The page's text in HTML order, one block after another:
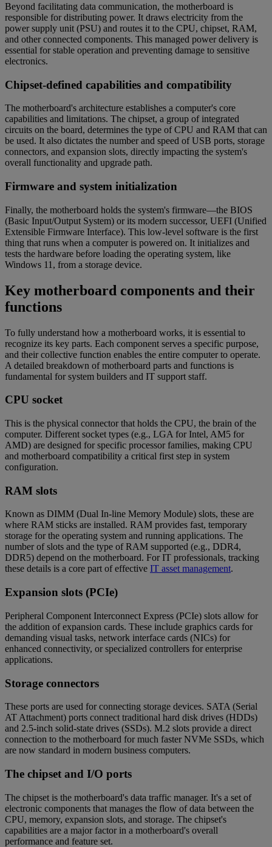
Beyond facilitating data communication, the motherboard is
responsible for distributing power. It draws electricity from the
power supply unit (PSU) and routes it to the CPU, chipset, RAM,
and other connected components. This managed power delivery is
essential for stable operation and preventing damage to sensitive
electronics.
Chipset-defined capabilities and compatibility
The motherboard's architecture establishes a computer's core
capabilities and limitations. The chipset, a group of integrated
circuits on the board, determines the type of CPU and RAM that can
be used. It also dictates the number and speed of USB ports, storage
connectors, and expansion slots, directly impacting the system's
overall functionality and upgrade path.
Firmware and system initialization
Finally, the motherboard holds the system's firmware—the BIOS
(Basic Input/Output System) or its modern successor, UEFI (Unified
Extensible Firmware Interface). This low-level software is the first
thing that runs when a computer is powered on. It initializes and
tests the hardware before loading the operating system, like
Windows 11, from a storage device.
Key motherboard components and their
functions
To fully understand how a motherboard works, it is essential to
recognize its key parts. Each component serves a specific purpose,
and their collective function enables the entire computer to operate.
A detailed breakdown of motherboard parts and functions is
fundamental for system builders and IT support staff.
CPU socket
This is the physical connector that holds the CPU, the brain of the
computer. Different socket types (e.g., LGA for Intel, AM5 for
AMD) are designed for specific processor families, making CPU
and motherboard compatibility a critical first step in system
configuration.
RAM slots
Known as DIMM (Dual In-line Memory Module) slots, these are
where RAM sticks are installed. RAM provides fast, temporary
storage for the operating system and running applications. The
number of slots and the type of RAM supported (e.g., DDR4,
DDR5) depend on the motherboard. For IT professionals, tracking
these details is a core part of effective IT asset management.
Expansion slots (PCIe)
Peripheral Component Interconnect Express (PCIe) slots allow for
the addition of expansion cards. These include graphics cards for
demanding visual tasks, network interface cards (NICs) for
enhanced connectivity, or specialized controllers for enterprise
applications.
Storage connectors
These ports are used for connecting storage devices. SATA (Serial
AT Attachment) ports connect traditional hard disk drives (HDDs)
and 2.5-inch solid-state drives (SSDs). M.2 slots provide a direct
connection to the motherboard for much faster NVMe SSDs, which
are now standard in modern business computers.
The chipset and I/O ports
The chipset is the motherboard's data traffic manager. It's a set of
electronic components that manages the flow of data between the
CPU, memory, expansion slots, and storage. The chipset's
capabilities are a major factor in a motherboard's overall
performance and feature set.